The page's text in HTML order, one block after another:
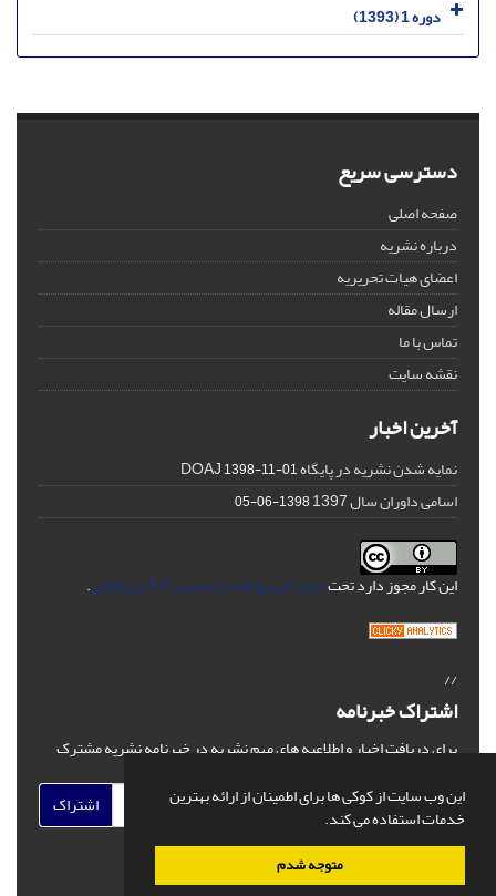
این وب سایت از کوکی ها برای اطمینان از ارائه بهترین
خدمات استفاده می کند.
متوجه شدم
دوره 1 (1393)
دسترسی سریع
صفحه اصلی
درباره نشریه
اعضای هیات تحریریه
ارسال مقاله
تماس با ما
نقشه سایت
آخرین اخبار
نمایه شدن نشریه در پایگاه DOAJ1398-11-01
اسامی داوران سال 1397 1398-06-05
این کار مجوز دارد تحتمجوز کریتیو کامنز تخصیص 4.0 بین‌المللی .
//
اشتراک خبرنامه
برای دریافت اخبار و اطلاعیه های مهم نشریه در خبرنامه نشریه مشترک
اشتراک